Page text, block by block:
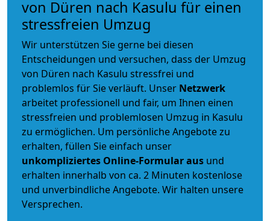
von Düren nach Kasulu für einen
stressfreien Umzug
Wir unterstützen Sie gerne bei diesen
Entscheidungen und versuchen, dass der Umzug
von Düren nach Kasulu stressfrei und
problemlos für Sie verläuft. Unser Netzwerk
arbeitet professionell und fair, um Ihnen einen
stressfreien und problemlosen Umzug in Kasulu
zu ermöglichen. Um persönliche Angebote zu
erhalten, füllen Sie einfach unser
unkompliziertes Online-Formular aus und
erhalten innerhalb von ca. 2 Minuten kostenlose
und unverbindliche Angebote. Wir halten unsere
Versprechen.